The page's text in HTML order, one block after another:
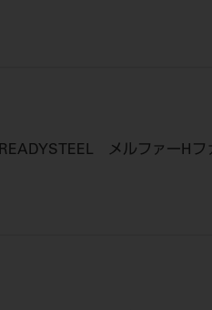
READYSTEEL メルファーH